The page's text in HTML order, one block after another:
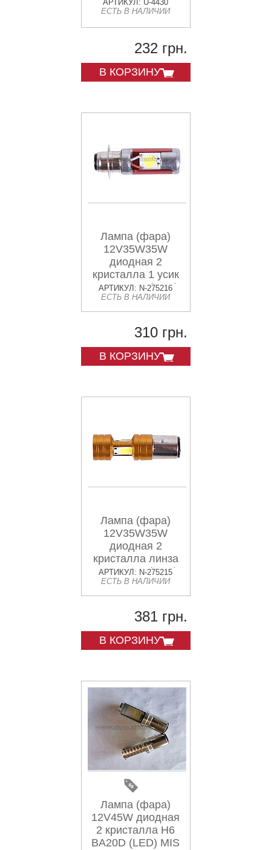
АРТИКУЛ: U-4430
ЕСТЬ В НАЛИЧИИ
232 грн.
В КОРЗИНУ
Лампа (фара)
12V35W35W
диодная 2
кристалла 1 усик
П15Д-25-1 (LED)
AMG
АРТИКУЛ: N-275216
ЕСТЬ В НАЛИЧИИ
310 грн.
В КОРЗИНУ
Лампа (фара)
12V35W35W
диодная 2
кристалла линза
Н6 BA20D (LED)
AMG
АРТИКУЛ: N-275215
ЕСТЬ В НАЛИЧИИ
381 грн.
В КОРЗИНУ
Лампа (фара)
12V45W диодная
2 кристалла Н6
BA20D (LED) MIS